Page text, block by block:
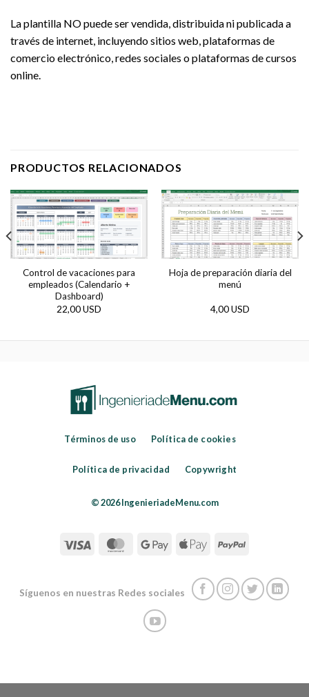
La plantilla NO puede ser vendida, distribuida ni publicada a
través de internet, incluyendo sitios web, plataformas de
comercio electrónico, redes sociales o plataformas de cursos
online.
PRODUCTOS RELACIONADOS
Control de vacaciones para
empleados (Calendario +
Dashboard)
22,00 USD
Hoja de preparación diaria del
menú
4,00 USD
Términos de uso Política de cookies
Política de privacidad Copywright
© 2026 IngenieriadeMenu.com
Síguenos en nuestras Redes sociales